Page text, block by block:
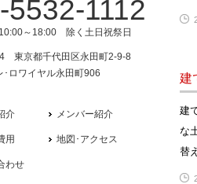
建
建
な
替
5532-1112
～18:00 除く土日祝祭日
東京都千代田区永田町2-9-8
･ロワイヤル永田町906
介 メンバー紹介
用 地図･アクセス
わせ